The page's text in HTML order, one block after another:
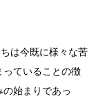
は今既に様々な苦
っていることの徴
始まりであっ